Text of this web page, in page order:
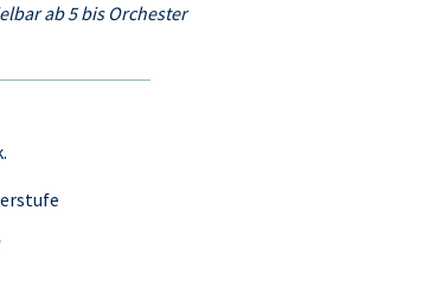
ab 5 bis Orchester